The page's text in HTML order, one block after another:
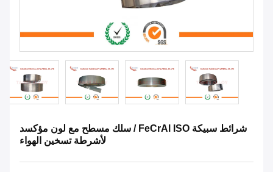
شرائط سبيكة FeCrAl ISO / سلك مسطح مع لون مؤكسد
لأشرطة تسخين الهواء